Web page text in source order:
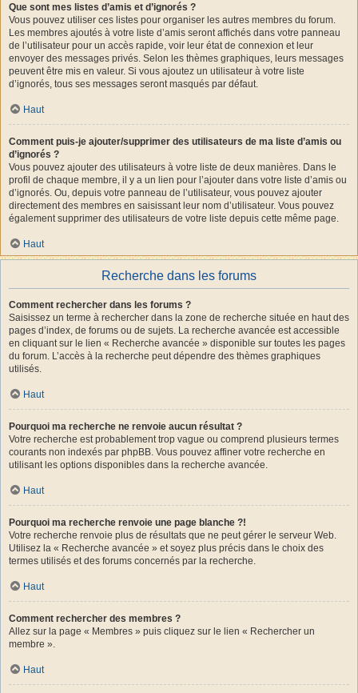
Que sont mes listes d’amis et d’ignorés ?
Vous pouvez utiliser ces listes pour organiser les autres membres du forum.
Les membres ajoutés à votre liste d’amis seront affichés dans votre panneau
de l’utilisateur pour un accès rapide, voir leur état de connexion et leur
envoyer des messages privés. Selon les thèmes graphiques, leurs messages
peuvent être mis en valeur. Si vous ajoutez un utilisateur à votre liste
d’ignorés, tous ses messages seront masqués par défaut.
Haut
Comment puis-je ajouter/supprimer des utilisateurs de ma liste d’amis ou
d’ignorés ?
Vous pouvez ajouter des utilisateurs à votre liste de deux manières. Dans le
profil de chaque membre, il y a un lien pour l’ajouter dans votre liste d’amis ou
d’ignorés. Ou, depuis votre panneau de l’utilisateur, vous pouvez ajouter
directement des membres en saisissant leur nom d’utilisateur. Vous pouvez
également supprimer des utilisateurs de votre liste depuis cette même page.
Haut
Recherche dans les forums
Comment rechercher dans les forums ?
Saisissez un terme à rechercher dans la zone de recherche située en haut des
pages d’index, de forums ou de sujets. La recherche avancée est accessible
en cliquant sur le lien « Recherche avancée » disponible sur toutes les pages
du forum. L’accès à la recherche peut dépendre des thèmes graphiques
utilisés.
Haut
Pourquoi ma recherche ne renvoie aucun résultat ?
Votre recherche est probablement trop vague ou comprend plusieurs termes
courants non indexés par phpBB. Vous pouvez affiner votre recherche en
utilisant les options disponibles dans la recherche avancée.
Haut
Pourquoi ma recherche renvoie une page blanche ?!
Votre recherche renvoie plus de résultats que ne peut gérer le serveur Web.
Utilisez la « Recherche avancée » et soyez plus précis dans le choix des
termes utilisés et des forums concernés par la recherche.
Haut
Comment rechercher des membres ?
Allez sur la page « Membres » puis cliquez sur le lien « Rechercher un
membre ».
Haut